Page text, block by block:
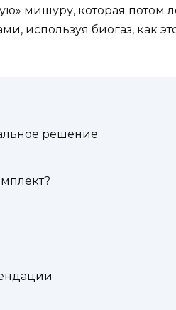
мишуру, которая потом
используя биогаз, как
решение